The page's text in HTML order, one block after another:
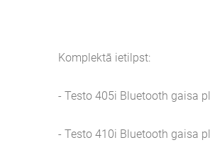
Komplektā ietilpst:
- Testo 405i Bluetooth gaisa
- Testo 410i Bluetooth gaisa